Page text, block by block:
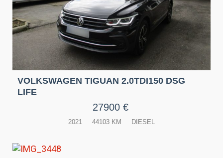
VOLKSWAGEN TIGUAN 2.0TDI150 DSG
LIFE
27900 €
2021 44103 KM DIESEL